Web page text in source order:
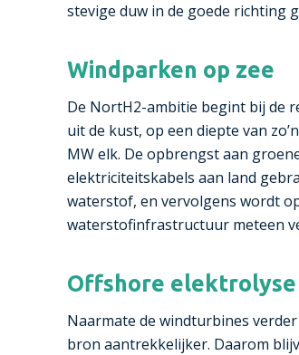
stevige duw in de goede richting
Windparken op zee
De NortH2-ambitie begint bij de
uit de kust, op een diepte van
MW elk. De opbrengst aan
elektriciteitskabels aan land
waterstof, en vervolgens wordt
waterstofinfrastructuur meteen
Offshore elektrolyse
Naarmate de windturbines
bron aantrekkelijker. Daarom